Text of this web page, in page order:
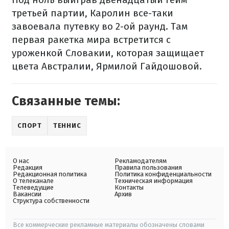
третьей партии, Каролин все-таки
завоевала путевку во 2-ой раунд. Там
первая ракетка мира встретится с
уроженкой Словакии, которая защищает
цвета Австралии, Ярмилой Гайдошовой.
Связанные темы:
СПОРТ ТЕННИС
О нас
Редакция
Редакционная политика
О телеканале
Телеведущие
Вакансии
Структура собственности
Рекламодателям
Правила пользования
Политика конфиденциальности
Техническая информация
Контакты
Архив
Все коммерческие рекламные материалы обозначены словами